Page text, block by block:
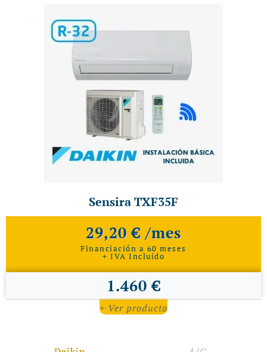
Sensira TXF35F
29,20 € /mes
Financiación a 60 meses
+ IVA Incluido
1.460 €
+ Ver producto